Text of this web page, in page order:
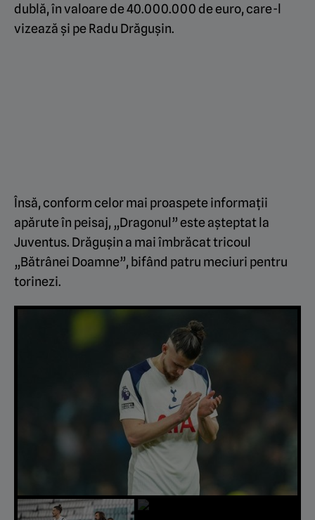
dublă, în valoare de 40.000.000 de euro, care-l
vizează și pe Radu Drăgușin.
Însă, conform celor mai proaspete informații
apărute în peisaj, „Dragonul” este așteptat la
Juventus. Drăgușin a mai îmbrăcat tricoul
„Bătrânei Doamne”, bifând patru meciuri pentru
torinezi.